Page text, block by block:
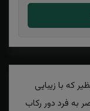
که با زیبایی
به فرد دور رکاب